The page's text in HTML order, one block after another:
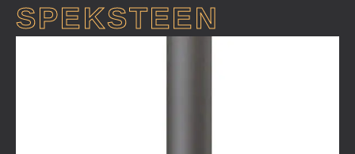
SPEKSTEEN